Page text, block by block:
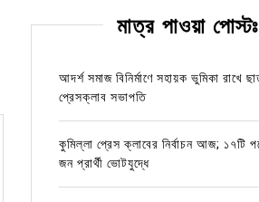
মাত্র পাওয়া পোস্টঃ
আদর্শ সমাজ বিনির্মাণে সহায়ক ভুমিকা রাখে
প্রেসক্লাব সভাপতি
কুমিল্লা প্রেস ক্লাবের নির্বাচন আজ; ১৭টি
জন প্রার্থী ভোটযুদ্ধে